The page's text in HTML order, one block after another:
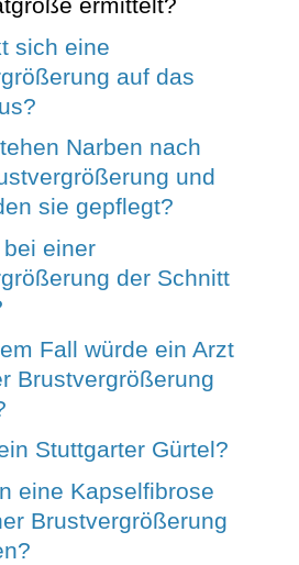
ermittelt?
sich eine
auf das
Narben nach
und
sie gepflegt?
einer
der Schnitt
Fall würde ein Arzt
Brustvergrößerung
Stuttgarter Gürtel?
eine Kapselfibrose
Brustvergrößerung